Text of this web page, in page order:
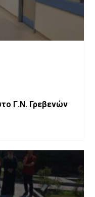
Γ.Ν. Γρεβενών